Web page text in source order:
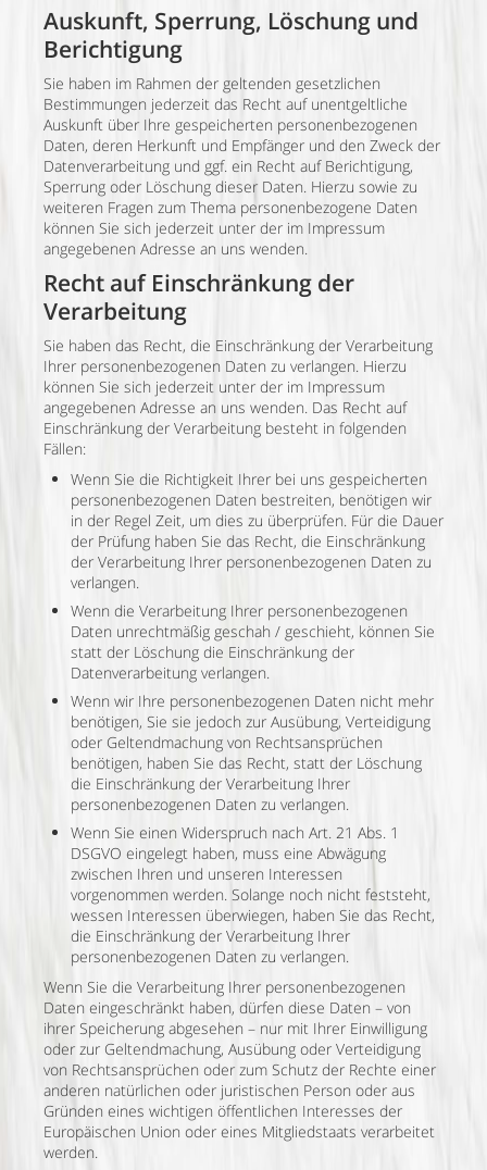
Auskunft, Sperrung, Löschung und
Berichtigung
Sie haben im Rahmen der geltenden gesetzlichen
Bestimmungen jederzeit das Recht auf unentgeltliche
Auskunft über Ihre gespeicherten personenbezogenen
Daten, deren Herkunft und Empfänger und den Zweck der
Datenverarbeitung und ggf. ein Recht auf Berichtigung,
Sperrung oder Löschung dieser Daten. Hierzu sowie zu
weiteren Fragen zum Thema personenbezogene Daten
können Sie sich jederzeit unter der im Impressum
angegebenen Adresse an uns wenden.
Recht auf Einschränkung der
Verarbeitung
Sie haben das Recht, die Einschränkung der Verarbeitung
Ihrer personenbezogenen Daten zu verlangen. Hierzu
können Sie sich jederzeit unter der im Impressum
angegebenen Adresse an uns wenden. Das Recht auf
Einschränkung der Verarbeitung besteht in folgenden
Fällen:
Wenn Sie die Richtigkeit Ihrer bei uns gespeicherten
personenbezogenen Daten bestreiten, benötigen wir
in der Regel Zeit, um dies zu überprüfen. Für die Dauer
der Prüfung haben Sie das Recht, die Einschränkung
der Verarbeitung Ihrer personenbezogenen Daten zu
verlangen.
Wenn die Verarbeitung Ihrer personenbezogenen
Daten unrechtmäßig geschah / geschieht, können Sie
statt der Löschung die Einschränkung der
Datenverarbeitung verlangen.
Wenn wir Ihre personenbezogenen Daten nicht mehr
benötigen, Sie sie jedoch zur Ausübung, Verteidigung
oder Geltendmachung von Rechtsansprüchen
benötigen, haben Sie das Recht, statt der Löschung
die Einschränkung der Verarbeitung Ihrer
personenbezogenen Daten zu verlangen.
Wenn Sie einen Widerspruch nach Art. 21 Abs. 1
DSGVO eingelegt haben, muss eine Abwägung
zwischen Ihren und unseren Interessen
vorgenommen werden. Solange noch nicht feststeht,
wessen Interessen überwiegen, haben Sie das Recht,
die Einschränkung der Verarbeitung Ihrer
personenbezogenen Daten zu verlangen.
Wenn Sie die Verarbeitung Ihrer personenbezogenen
Daten eingeschränkt haben, dürfen diese Daten – von
ihrer Speicherung abgesehen – nur mit Ihrer Einwilligung
oder zur Geltendmachung, Ausübung oder Verteidigung
von Rechtsansprüchen oder zum Schutz der Rechte einer
anderen natürlichen oder juristischen Person oder aus
Gründen eines wichtigen öffentlichen Interesses der
Europäischen Union oder eines Mitgliedstaats verarbeitet
werden.